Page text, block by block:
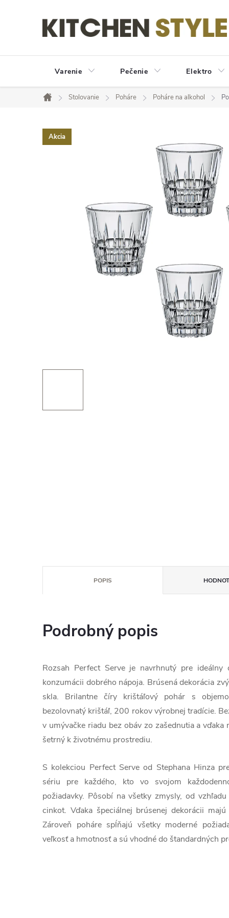
Varenie Pečenie Elektro
Domov
Stolovanie Poháre Poháre na alkohol
Akcia
POPIS
Podrobný popis
Rozsah Perfect Serve je navrhnutý pre
konzumácii dobrého nápoja. Brúsená dekorácia
skla. Brilantne číry krištáľový pohár s
bezolovnatý krištáľ, 200 rokov výrobnej tradície.
v umývačke riadu bez obáv zo zašednutia a
šetrný k životnému prostrediu.
S kolekciou Perfect Serve od Stephana Hinza
sériu pre každého, kto vo svojom
požiadavky. Pôsobí na všetky zmysly, od
cinkot. Vďaka špeciálnej brúsenej dekorácii
Zároveň poháre spĺňajú všetky moderné
veľkosť a hmotnosť a sú vhodné do štandardných